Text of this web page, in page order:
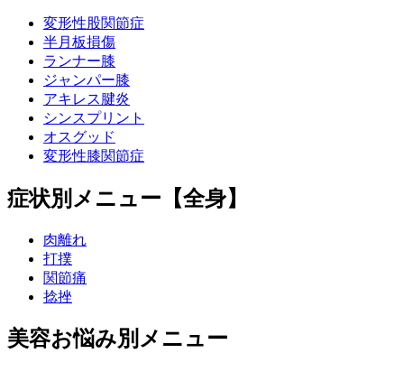
変形性股関節症
半月板損傷
ランナー膝
ジャンパー膝
アキレス腱炎
シンスプリント
オスグッド
変形性膝関節症
症状別メニュー【全身】
肉離れ
打撲
関節痛
捻挫
美容お悩み別メニュー